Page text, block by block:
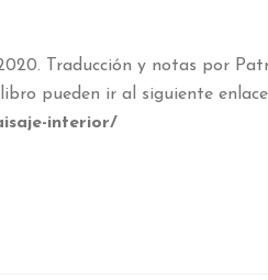
Traducción y notas por
pueden ir al siguiente enlace
interior/